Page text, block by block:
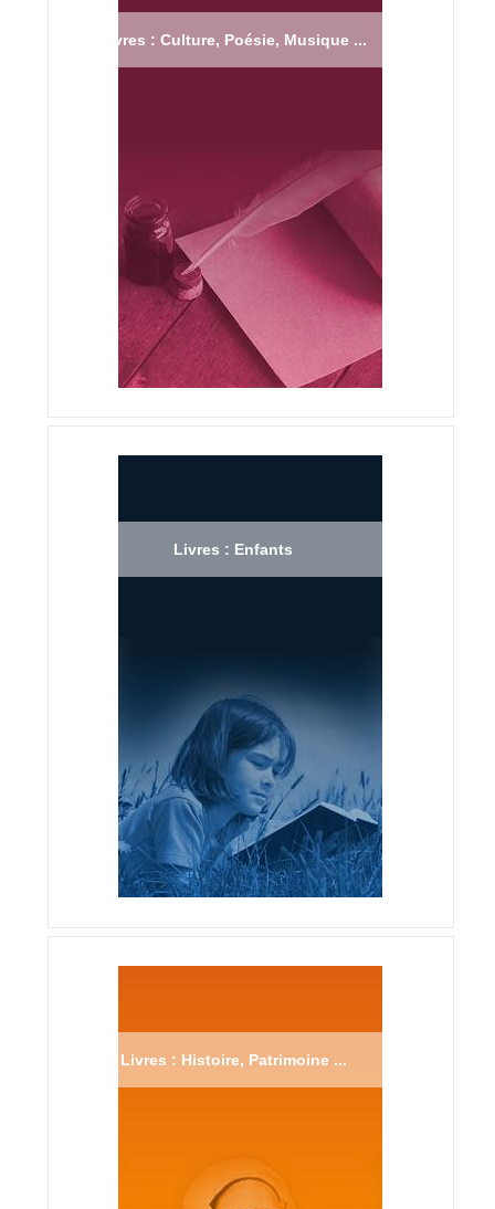
Livres : Culture, Poésie, Musique ...
Livres : Enfants
Livres : Histoire, Patrimoine ...